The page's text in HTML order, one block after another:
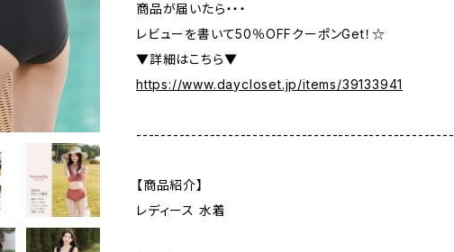
商品が届いたら・・・
レビューを書いて50％OFFクーポンGet！☆
▼詳細はこちら▼
https://www.daycloset.jp/items/39133941
----------------------------------------------------
【商品紹介】
レディース 水着